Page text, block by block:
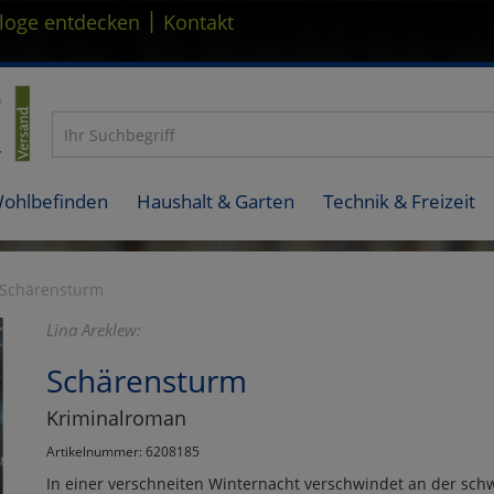
entdecken | Kontakt
Haushalt & Garten Technik & Freizeit
Schärensturm
Lina Areklew:
Schärensturm
Kriminalroman
Artikelnummer: 6208185
In einer verschneiten Winternacht verschwindet an der